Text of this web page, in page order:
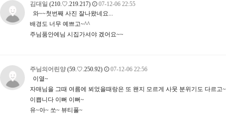
김대일 (210.♡.219.217)
07-12-06 22:55
와~~첫번째 사진 잘나왔네요...
배경도 너무 예쁘고~^^
주님품안에님 시집가셔야 겠어요~~
주님의어린양 (59.♡.250.92)
07-12-06 22:56
이열~
자매님을 그때 여름에 뵈었을때랑은 또 왠지 모르게 사뭇 분위기도 다르고~
이쁩니다 이뻐 이뻐~
유~아~ 쏘~ 뷰티풀~